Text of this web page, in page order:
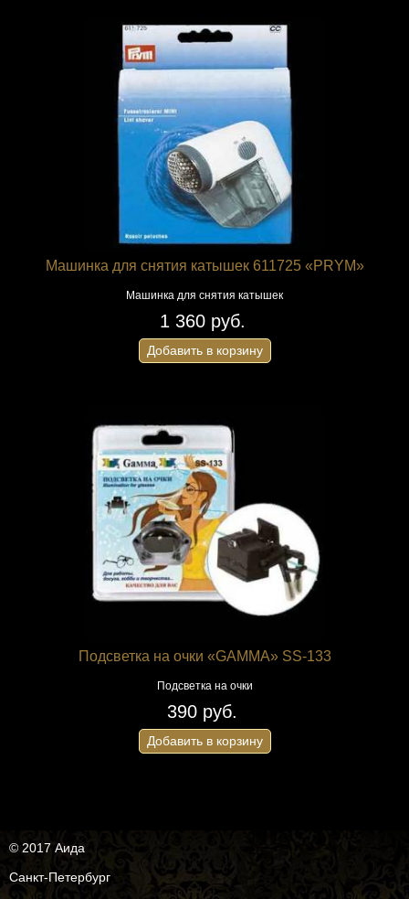
Машинка для снятия катышек 611725 «PRYM»
Машинка для снятия катышек
1 360 руб.
Добавить в корзину
Подсветка на очки «GAMMA» SS-133
Подсветка на очки
390 руб.
Добавить в корзину
© 2017 Аида
Санкт-Петербург